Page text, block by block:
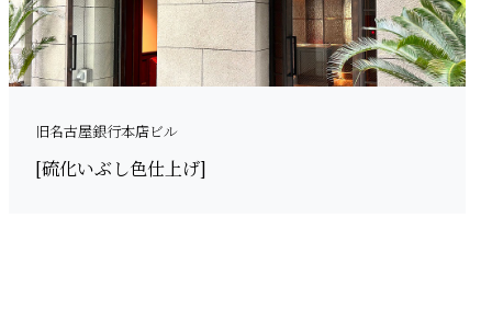
旧名古屋銀行本店ビル
[硫化いぶし色仕上げ]